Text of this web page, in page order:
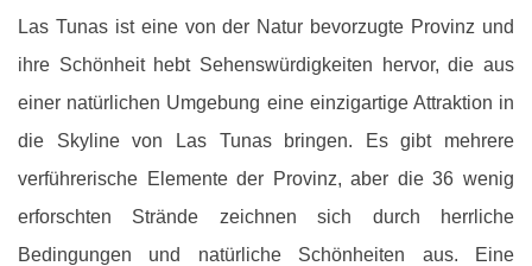
Las Tunas ist eine von der Natur bevorzugte Provinz und
ihre Schönheit hebt Sehenswürdigkeiten hervor, die aus
einer natürlichen Umgebung eine einzigartige Attraktion in
die Skyline von Las Tunas bringen. Es gibt mehrere
verführerische Elemente der Provinz, aber die 36 wenig
erforschten Strände zeichnen sich durch herrliche
Bedingungen und natürliche Schönheiten aus. Eine